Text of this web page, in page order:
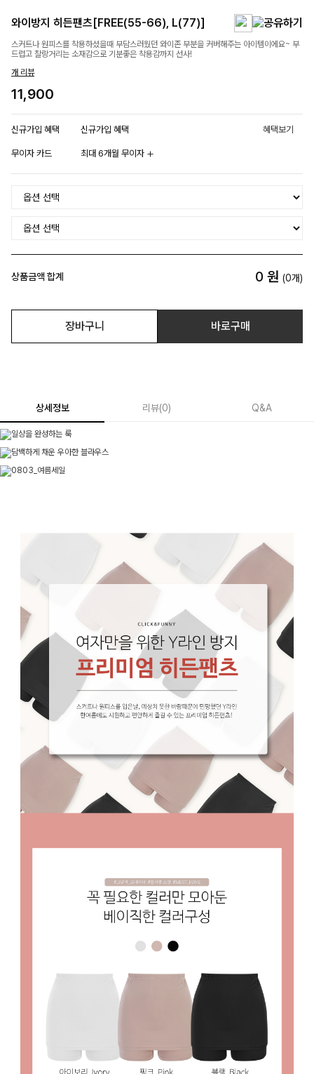
와이방지 히든팬츠[FREE(55-66), L(77)]
스커트나 원피스를 착용하셨을때 부담스러웠던 와이존 부분을 커버해주는 아이템이에요~ 부
드럽고 찰랑거리는 소재감으로 기분좋은 착용감까지 선사!
개 리뷰
11,900
신규가입 혜택 신규가입 혜택 혜택보기
무이자 카드 최대 6개월 무이자
상품금액 합계 0 원 (0개)
장바구니 바로구매
상세정보 리뷰(0) Q&A